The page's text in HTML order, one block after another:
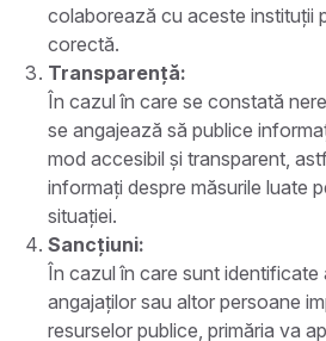
colaborează cu aceste instituții
corectă.
Transparență:
În cazul în care se constată
se angajează să publice
mod accesibil și transparent,
informați despre măsurile luate
situației.
Sancțiuni:
În cazul în care sunt identificate
angajaților sau altor persoane
resurselor publice, primăria va